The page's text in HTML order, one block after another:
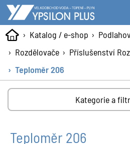
Katalog / e-shop
Rozdělovače
Příslušenství
Teploměr 206
Kategorie a
Teploměr 206